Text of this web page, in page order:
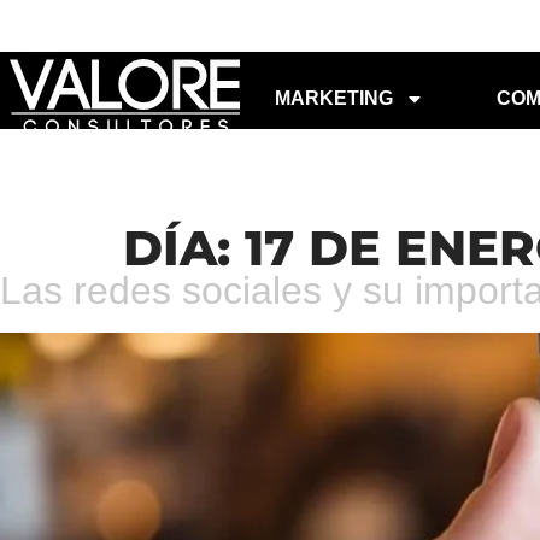
MARKETING
DÍA: 17 DE
Las redes sociales y su